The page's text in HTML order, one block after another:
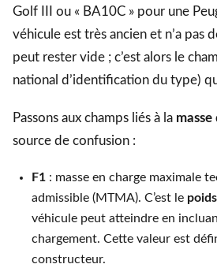
Golf III ou « BA10C » pour une
véhicule est très ancien et n’a pas
peut rester vide ; c’est alors le
national d’identification du type)
Passons aux champs liés à la
source de confusion :
F1 : masse en charge maximale
admissible (MTMA). C’est le
véhicule peut atteindre en
chargement. Cette valeur est
constructeur.